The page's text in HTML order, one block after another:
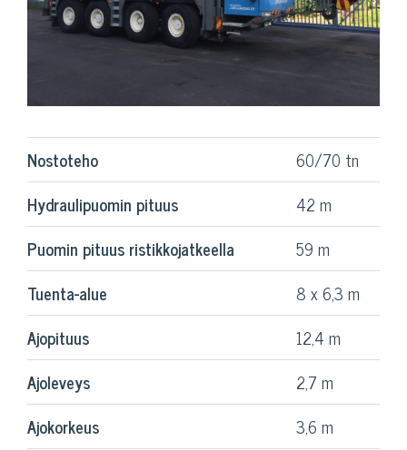
Nostoteho
60/70 tn
Hydraulipuomin pituus
42 m
Puomin pituus ristikkojatkeella
59 m
Tuenta-alue
8 x 6,3 m
Ajopituus
12,4 m
Ajoleveys
2,7 m
Ajokorkeus
3,6 m